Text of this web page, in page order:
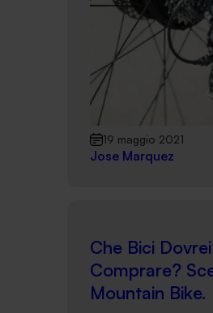
19 maggio 2021
Jose Marquez
Che Bici Dovrei
Comprare?
Mountain Bike.